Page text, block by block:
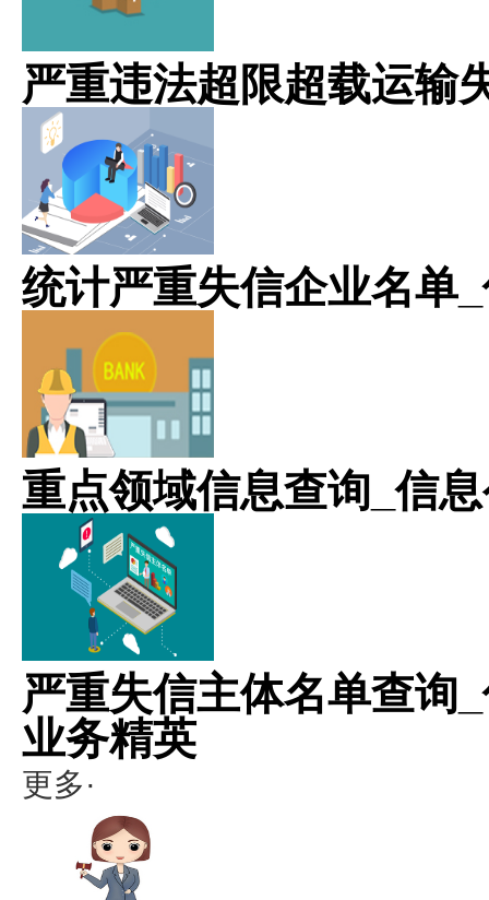
严重违法超限超载运输
统计严重失信企业名单
重点领域信息查询_信
严重失信主体名单查询
业务精英
更多·